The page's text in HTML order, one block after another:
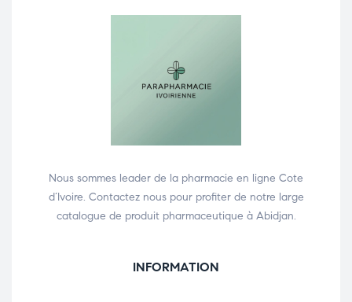
Nous sommes leader de la pharmacie en ligne Cote
d’Ivoire. Contactez nous pour profiter de notre large
catalogue de produit pharmaceutique à Abidjan.
INFORMATION